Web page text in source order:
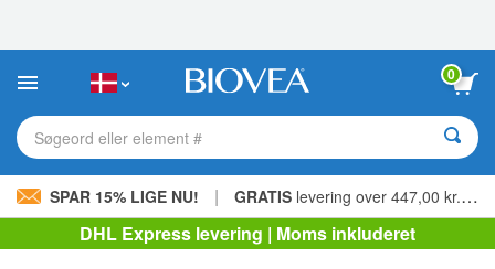
websted
0
Søgeord eller element #
SPAR 15% LIGE NU! | GRATIS levering over 447,00 kr. »
DHL Express levering | Moms inkluderet